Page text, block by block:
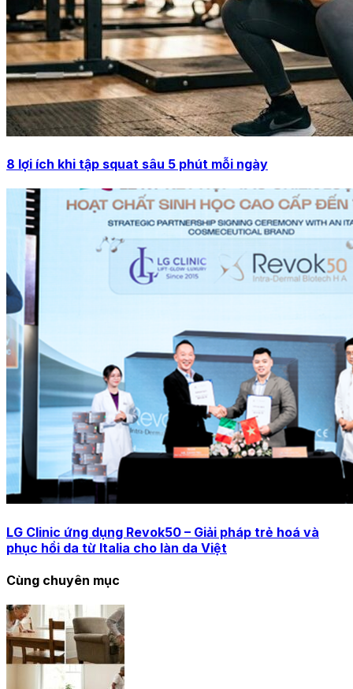
8 lợi ích khi tập squat sâu 5 phút mỗi ngày
LG Clinic ứng dụng Revok50 – Giải pháp trẻ hoá và
phục hồi da từ Italia cho làn da Việt
Cùng chuyên mục